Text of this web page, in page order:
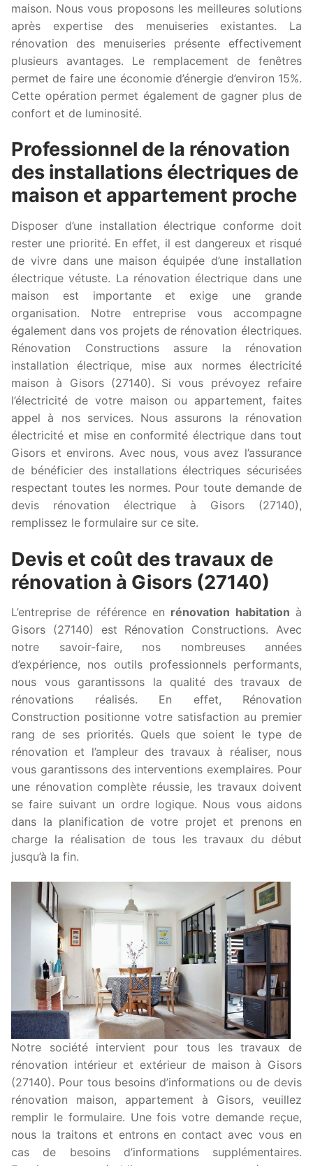
maison. Nous vous proposons les meilleures solutions
après expertise des menuiseries existantes. La
rénovation des menuiseries présente effectivement
plusieurs avantages. Le remplacement de fenêtres
permet de faire une économie d’énergie d’environ 15%.
Cette opération permet également de gagner plus de
confort et de luminosité.
Professionnel de la rénovation
des installations électriques de
maison et appartement proche
Disposer d’une installation électrique conforme doit
rester une priorité. En effet, il est dangereux et risqué
de vivre dans une maison équipée d’une installation
électrique vétuste. La rénovation électrique dans une
maison est importante et exige une grande
organisation. Notre entreprise vous accompagne
également dans vos projets de rénovation électriques.
Rénovation Constructions assure la rénovation
installation électrique, mise aux normes électricité
maison à Gisors (27140). Si vous prévoyez refaire
l’électricité de votre maison ou appartement, faites
appel à nos services. Nous assurons la rénovation
électricité et mise en conformité électrique dans tout
Gisors et environs. Avec nous, vous avez l’assurance
de bénéficier des installations électriques sécurisées
respectant toutes les normes. Pour toute demande de
devis rénovation électrique à Gisors (27140),
remplissez le formulaire sur ce site.
Devis et coût des travaux de
rénovation à Gisors (27140)
L’entreprise de référence en rénovation habitation à
Gisors (27140) est Rénovation Constructions. Avec
notre savoir-faire, nos nombreuses années
d’expérience, nos outils professionnels performants,
nous vous garantissons la qualité des travaux de
rénovations réalisés. En effet, Rénovation
Construction positionne votre satisfaction au premier
rang de ses priorités. Quels que soient le type de
rénovation et l’ampleur des travaux à réaliser, nous
vous garantissons des interventions exemplaires. Pour
une rénovation complète réussie, les travaux doivent
se faire suivant un ordre logique. Nous vous aidons
dans la planification de votre projet et prenons en
charge la réalisation de tous les travaux du début
jusqu’à la fin.
Notre société intervient pour tous les travaux de
rénovation intérieur et extérieur de maison à Gisors
(27140). Pour tous besoins d’informations ou de devis
rénovation maison, appartement à Gisors, veuillez
remplir le formulaire. Une fois votre demande reçue,
nous la traitons et entrons en contact avec vous en
cas de besoins d’informations supplémentaires.